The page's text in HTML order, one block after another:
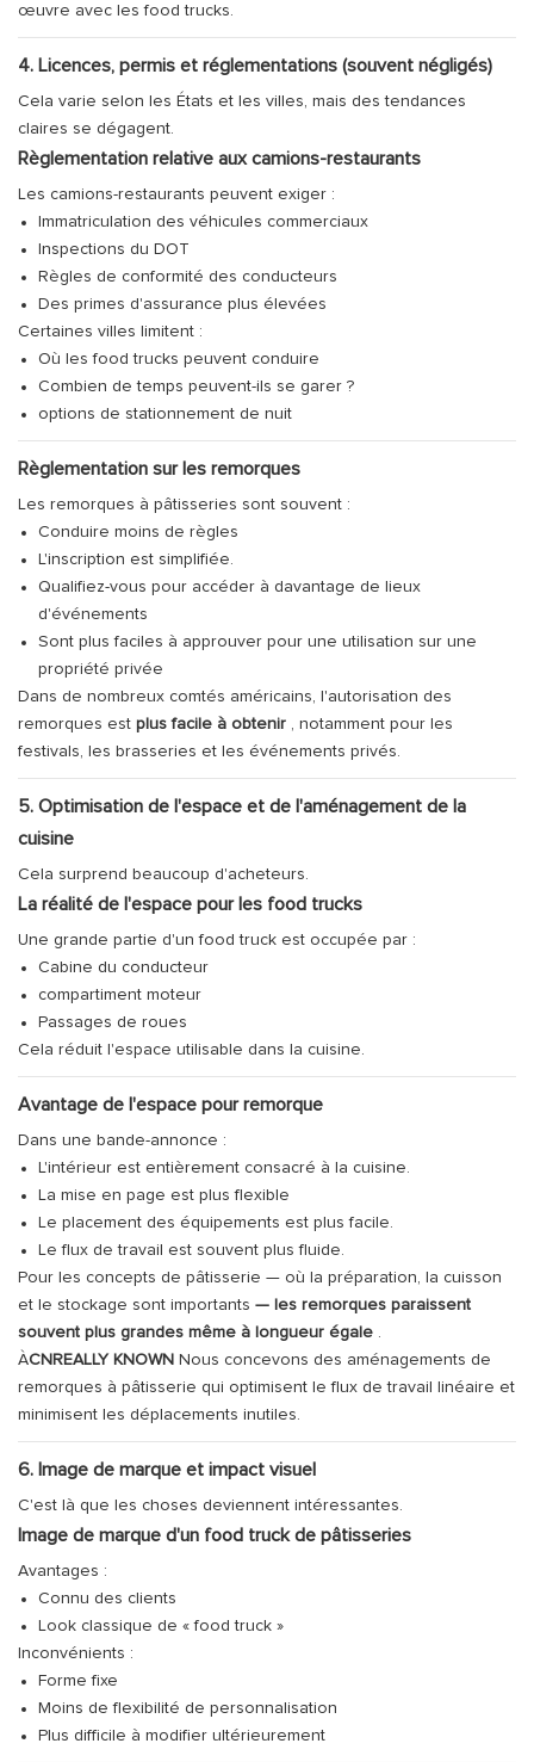
œuvre avec les food trucks.
4. Licences, permis et réglementations (souvent négligés)
Cela varie selon les États et les villes, mais des tendances
claires se dégagent.
Règlementation relative aux camions-restaurants
Les camions-restaurants peuvent exiger :
Immatriculation des véhicules commerciaux
Inspections du DOT
Règles de conformité des conducteurs
Des primes d'assurance plus élevées
Certaines villes limitent :
Où les food trucks peuvent conduire
Combien de temps peuvent-ils se garer ?
options de stationnement de nuit
Règlementation sur les remorques
Les remorques à pâtisseries sont souvent :
Conduire moins de règles
L'inscription est simplifiée.
Qualifiez-vous pour accéder à davantage de lieux
d'événements
Sont plus faciles à approuver pour une utilisation sur une
propriété privée
Dans de nombreux comtés américains, l'autorisation des
remorques est plus facile à obtenir , notamment pour les
festivals, les brasseries et les événements privés.
5. Optimisation de l'espace et de l'aménagement de la
cuisine
Cela surprend beaucoup d'acheteurs.
La réalité de l'espace pour les food trucks
Une grande partie d'un food truck est occupée par :
Cabine du conducteur
compartiment moteur
Passages de roues
Cela réduit l'espace utilisable dans la cuisine.
Avantage de l'espace pour remorque
Dans une bande-annonce :
L'intérieur est entièrement consacré à la cuisine.
La mise en page est plus flexible
Le placement des équipements est plus facile.
Le flux de travail est souvent plus fluide.
Pour les concepts de pâtisserie — où la préparation, la cuisson
et le stockage sont importants — les remorques paraissent
souvent plus grandes même à longueur égale .
ÀCNREALLY KNOWN Nous concevons des aménagements de
remorques à pâtisserie qui optimisent le flux de travail linéaire et
minimisent les déplacements inutiles.
6. Image de marque et impact visuel
C'est là que les choses deviennent intéressantes.
Image de marque d'un food truck de pâtisseries
Avantages :
Connu des clients
Look classique de « food truck »
Inconvénients :
Forme fixe
Moins de flexibilité de personnalisation
Plus difficile à modifier ultérieurement